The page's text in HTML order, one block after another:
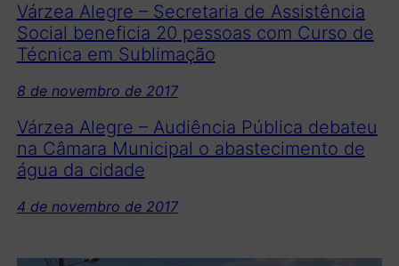
Várzea Alegre – Secretaria de Assistência
Social beneficia 20 pessoas com Curso de
Técnica em Sublimação
8 de novembro de 2017
Várzea Alegre – Audiência Pública debateu
na Câmara Municipal o abastecimento de
água da cidade
4 de novembro de 2017